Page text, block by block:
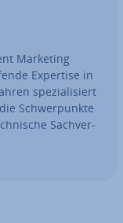
Marketing
Expertise in
spe­zia­li­siert
Schwer­punk­te
Sach­ver­